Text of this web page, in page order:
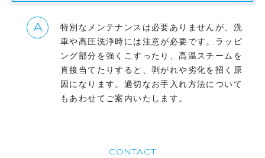
A
特別なメンテナンスは必要ありませんが、洗
車や高圧洗浄時には注意が必要です。ラッピ
ング部分を強くこすったり、高温スチームを
直接当てたりすると、剥がれや劣化を招く原
因になります。適切なお手入れ方法について
もあわせてご案内いたします。
CONTACT